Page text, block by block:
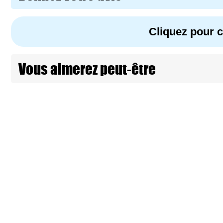
Cliquez pour
Vous aimerez peut-être